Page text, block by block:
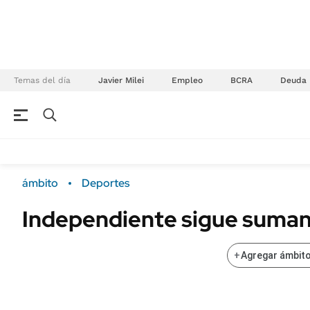
Temas del día Javier Milei Empleo BCRA Deuda
Campo Sustentabilidad
ENERGY REPORT
ámbito Deportes
Independiente sigue
+Agregar